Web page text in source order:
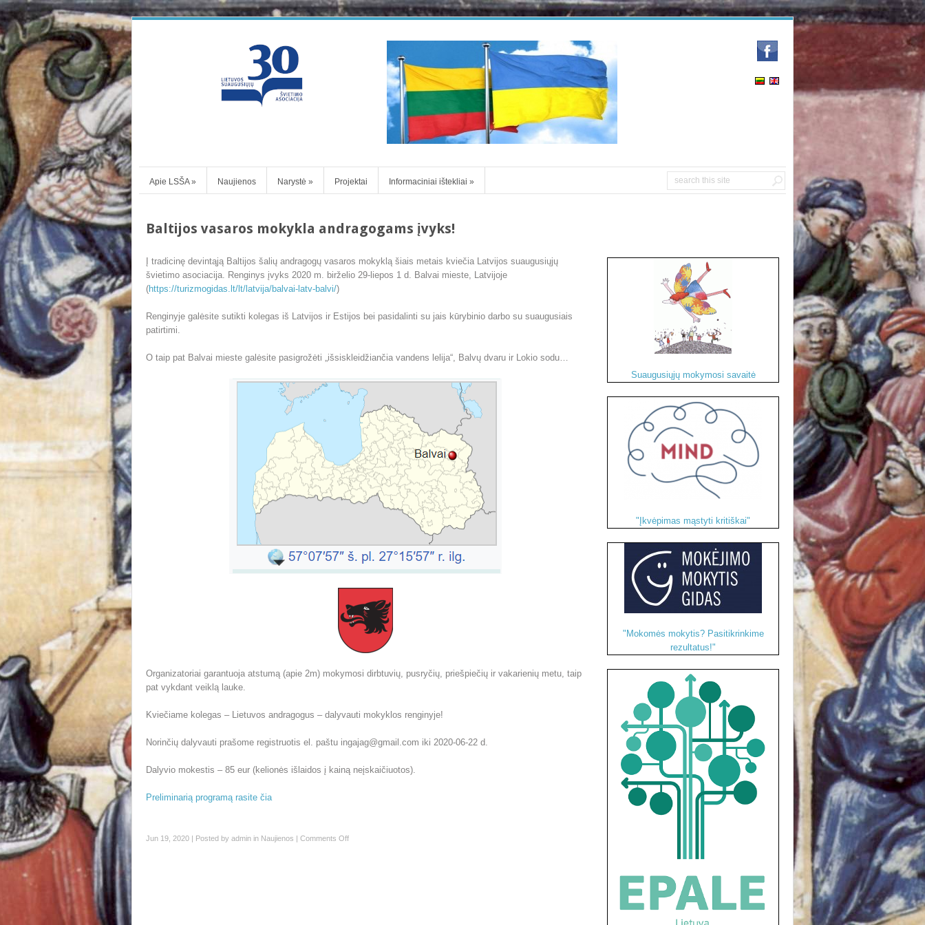
Apie LSŠA» Naujienos Narystė » Projektai Informaciniai ištekliai »
Baltijos vasaros mokykla andragogams įvyks!
Į tradicinę devintąją Baltijos šalių andragogų vasaros mokyklą šiais metais kviečia Latvijos suaugusiųjų
švietimo asociacija. Renginys įvyks 2020 m. birželio 29-liepos 1 d. Balvai mieste, Latvijoje
(https://turizmogidas.lt/lt/latvija/balvai-latv-balvi/)
Renginyje galėsite sutikti kolegas iš Latvijos ir Estijos bei pasidalinti su jais kūrybinio darbo su suaugusiais
patirtimi.
O taip pat Balvai mieste galėsite pasigrožėti „išsiskleidžiančia vandens lelija“, Balvų dvaru ir Lokio sodu…
Organizatoriai garantuoja atstumą (apie 2m) mokymosi dirbtuvių, pusryčių, priešpiečių ir vakarienių metu, taip
pat vykdant veiklą lauke.
Kviečiame kolegas – Lietuvos andragogus – dalyvauti mokyklos renginyje!
Norinčių dalyvauti prašome registruotis el. paštu ingajag@gmail.com iki 2020-06-22 d.
Dalyvio mokestis – 85 eur (kelionės išlaidos į kainą neįskaičiuotos).
Preliminarią programą rasite čia
Jun 19, 2020 | Posted by admin in Naujienos | Comments Off
Suaugusiųjų mokymosi savaitė
"Įkvėpimas mąstyti kritiškai"
"Mokomės mokytis? Pasitikrinkime
rezultatus!"